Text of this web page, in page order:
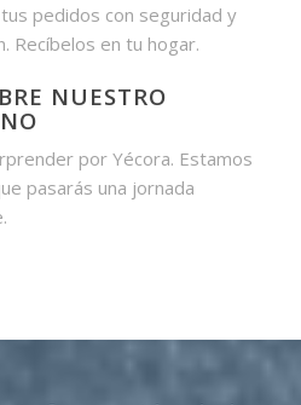
pedidos con seguridad y
Recíbelos en tu hogar.
NUESTRO
por Yécora. Estamos
pasarás una jornada